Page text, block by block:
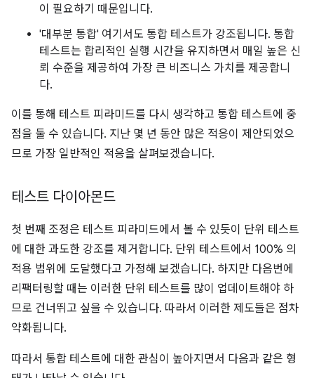
이 필요하기 때문입니다.
'대부분 통합' 여기서도 통합 테스트가 강조됩니다. 통합
테스트는 합리적인 실행 시간을 유지하면서 매일 높은 신
뢰 수준을 제공하여 가장 큰 비즈니스 가치를 제공합니
다.
이를 통해 테스트 피라미드를 다시 생각하고 통합 테스트에 중
점을 둘 수 있습니다. 지난 몇 년 동안 많은 적응이 제안되었으
므로 가장 일반적인 적응을 살펴보겠습니다.
테스트 다이아몬드
첫 번째 조정은 테스트 피라미드에서 볼 수 있듯이 단위 테스트
에 대한 과도한 강조를 제거합니다. 단위 테스트에서 100% 의
적용 범위에 도달했다고 가정해 보겠습니다. 하지만 다음번에
리팩터링할 때는 이러한 단위 테스트를 많이 업데이트해야 하
므로 건너뛰고 싶을 수 있습니다. 따라서 이러한 제도들은 점차
약화됩니다.
따라서 통합 테스트에 대한 관심이 높아지면서 다음과 같은 형